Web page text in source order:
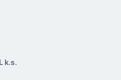
k.s.